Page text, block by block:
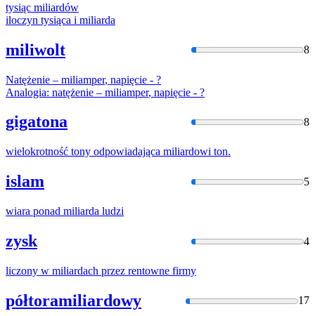
tysiąc miliardów
iloczyn tysiąca i miliarda
miliwolt 8
Natężenie – miliamper, napięcie - ?
Analogia: natężenie – miliamper, napięcie - ?
gigatona 8
wielokrotność tony odpowiadająca miliardowi ton.
islam 5
wiara ponad miliarda ludzi
zysk 4
liczony w miliardach przez rentowne firmy
półtoramiliardowy 17